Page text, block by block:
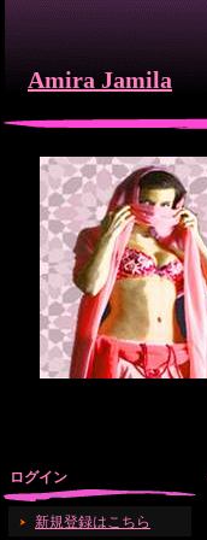
Amira Jamila
ログイン
新規登録はこちら